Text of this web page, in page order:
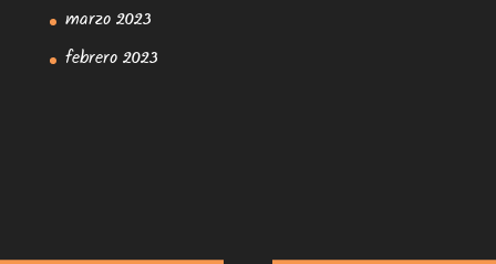
marzo 2023
febrero 2023